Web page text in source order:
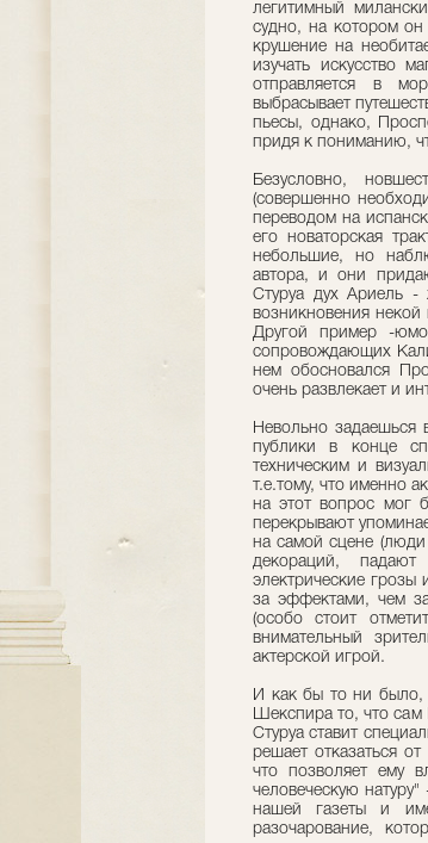
легитимный
судно, на котором
крушение на
изучать искусство
отправляется в
выбрасывает
пьесы, однако,
придя к пониманию,
Безусловно,
(совершенно
переводом на
его новаторская
небольшие, но
автора, и они
Стуруа дух Ариель -
возникновения некой
Другой пример -
сопровождающих
нем обосновался
очень развлекает и
Невольно задаешься
публики в конце
техническим и
т.е.тому, что именно
на этот вопрос мог
перекрывают
на самой сцене
декораций,
электрические грозы
за эффектами, чем
(особо стоит
внимательный
актерской игрой.
И как бы то ни было,
Шекспира то, что
Стуруа ставит
решает отказаться
что позволяет ему
человеческую
нашей газеты и
разочарование,